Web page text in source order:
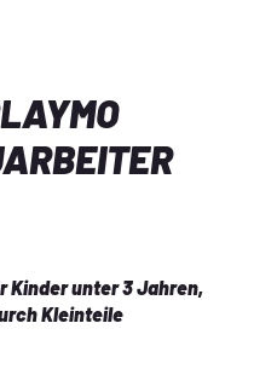
Kinder unter 3 Jahren,
Kleinteile